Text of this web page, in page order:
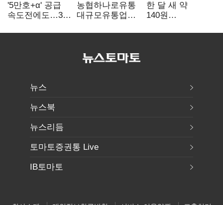
'5만호+α' 공급
속도전에도…3대
농협하나로유통
대규모유통업법
공정위, 과징금
부과
한 달 새 약
140원
엔저'에 원화
뉴스
뉴스북
뉴스리듬
토마토증권통 Live
IB토마토